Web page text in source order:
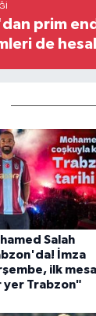
prim
de
Salah
İmza
ilk
yer Trabzon"